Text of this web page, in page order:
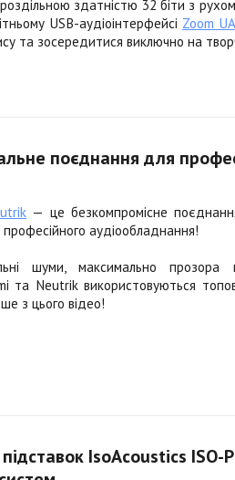
здатністю 32 біти з
USB-аудіоінтерфейсі Zoom
та зосередитися виключно на
поєднання для
— це безкомпромісне
аудіообладнання!
шуми, максимально
та Neutrik використовуються
з цього відео!
IsoAcoustics ISO-